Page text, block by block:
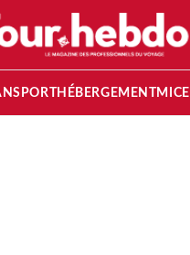
HÉBERGEMENTMICE